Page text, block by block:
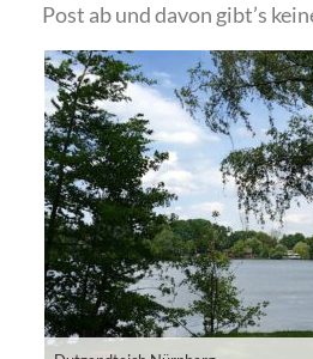
Post ab und davon gibt’s